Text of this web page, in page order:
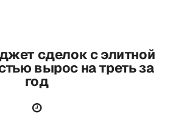
сделок с элитной
вырос на треть за
год